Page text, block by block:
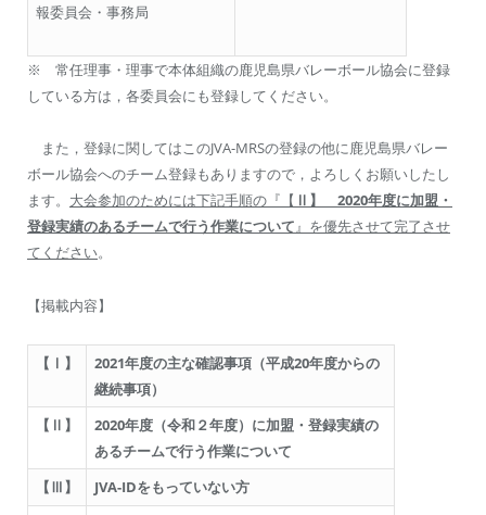
報委員会・事務局
※ 常任理事・理事で本体組織の鹿児島県バレーボール協会に登録
している方は，各委員会にも登録してください。
また，登録に関してはこのJVA-MRSの登録の他に鹿児島県バレー
ボール協会へのチーム登録もありますので，よろしくお願いしたし
ます。 大会参加のためには下記手順の『【 Ⅱ 】 2020年度に加盟・
登録実績のあるチームで行う作業について』 を優先させて完了させ
てください。
【掲載内容】
【Ⅰ】
2021年度の主な確認事項（平成20年度からの
継続事項）
【Ⅱ】
2020年度（令和２年度）に加盟・登録実績の
あるチームで行う作業について
【Ⅲ】
JVA-IDをもっていない方